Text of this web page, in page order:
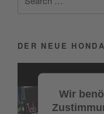
for:
DER NEUE
Wir